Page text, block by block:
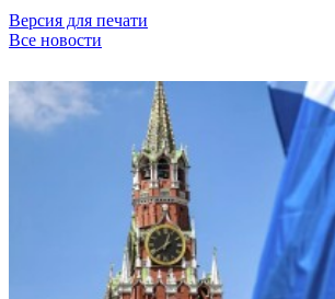
Версия для печати
Все новости